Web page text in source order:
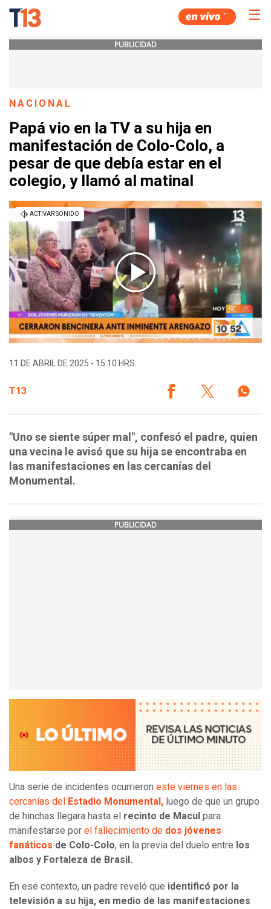
☰
PUBLICIDAD
NACIONAL
Papá vio en la TV a su hija en
manifestación de Colo-Colo, a
pesar de que debía estar en el
colegio, y llamó al matinal
11 DE ABRIL DE 2025 - 15:10 HRS.
T13
"Uno se siente súper mal", confesó el padre, quien
una vecina le avisó que su hija se encontraba en
las manifestaciones en las cercanías del
Monumental.
PUBLICIDAD
Una serie de incidentes ocurrieron este viernes en las
cercanías del Estadio Monumental, luego de que un grupo
de hinchas llegara hasta el recinto de Macul para
manifestarse por el fallecimiento de dos jóvenes
fanáticos de Colo-Colo, en la previa del duelo entre los
albos y Fortaleza de Brasil.
En ese contexto, un padre reveló que identificó por la
televisión a su hija, en medio de las manifestaciones